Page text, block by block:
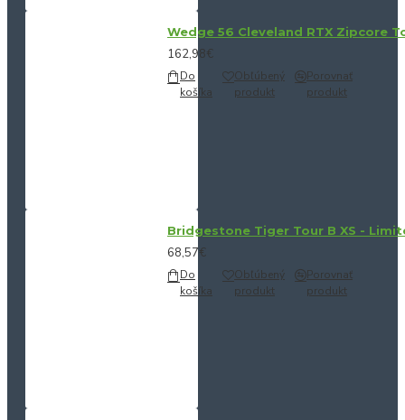
Wedge 56 Cleveland RTX Zipcore
162,98€
Do
košíka
Obľúbený
produkt
Porovnať
produkt
Bridgestone Tiger Tour B XS -
68,57€
Do
košíka
Obľúbený
produkt
Porovnať
produkt